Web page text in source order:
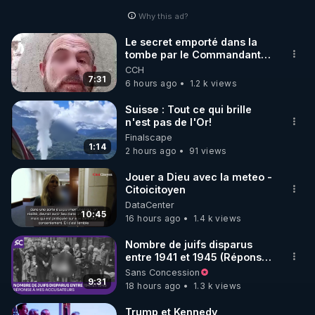
🌱 INSTAGRAM
https://www.instagram.com/rdlr_thierrycasasnovas/
http://rgnr.li/instagram
🌱 LA NEWSLETTER
Pour ne pas rater l’actualité RGNR (stages,
http://rgnr.li/news
🌱 VIDÉOS NON CENSURÉES SUR ODYSEE
Toutes les vidéos Youtube sont aussi sur la
http://rgnr.li/odysee
🌱 LES STAGES EN PRÉSENTIEL
Why this ad?
7:31
Le secret emporté dans la
tombe par le Commandant
Cousteau le 25 juin 1997
CCH
6 hours ago
1.2 k views
1:14
Suisse : Tout ce qui brille
n'est pas de l'Or!
Finalscape
2 hours ago
91 views
10:45
Jouer a Dieu avec la meteo -
Citoicitoyen
DataCenter
16 hours ago
1.4 k views
9:31
Nombre de juifs disparus
entre 1941 et 1945 (Réponse
à mes accusateurs)
Sans Concession
18 hours ago
1.3 k views
Trump et Kennedy